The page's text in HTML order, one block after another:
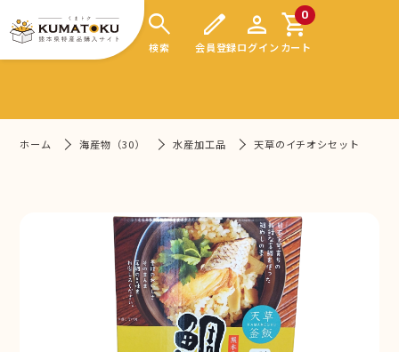
search
検索
edit
会員登録
person
ログイン
0
shopping_cart
カート
ホーム 海産物（30） 水産加工品 天草のイチオシセット